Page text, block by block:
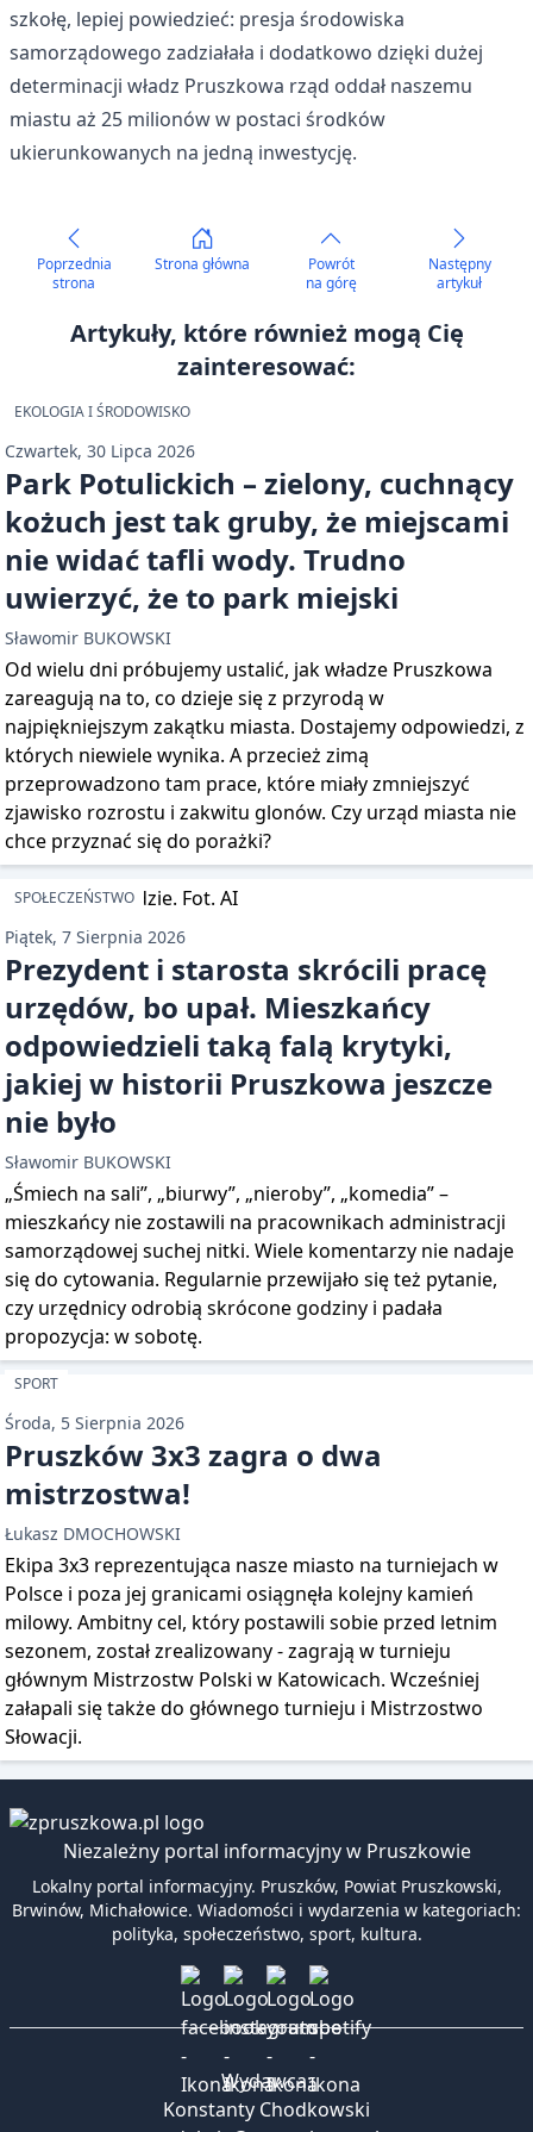
szkołę, lepiej powiedzieć: presja środowiska
samorządowego zadziałała i dodatkowo dzięki dużej
determinacji władz Pruszkowa rząd oddał naszemu
miastu aż 25 milionów w postaci środków
ukierunkowanych na jedną inwestycję.
Poprzednia
strona
Strona główna
Powrót
na górę
Następny
artykuł
Artykuły, które również mogą Cię
zainteresować:
EKOLOGIA I ŚRODOWISKO
Czwartek, 30 Lipca 2026
Park Potulickich – zielony, cuchnący
kożuch jest tak gruby, że miejscami
nie widać tafli wody. Trudno
uwierzyć, że to park miejski
Sławomir BUKOWSKI
Od wielu dni próbujemy ustalić, jak władze Pruszkowa
zareagują na to, co dzieje się z przyrodą w
najpiękniejszym zakątku miasta. Dostajemy odpowiedzi, z
których niewiele wynika. A przecież zimą
przeprowadzono tam prace, które miały zmniejszyć
zjawisko rozrostu i zakwitu glonów. Czy urząd miasta nie
chce przyznać się do porażki?
SPOŁECZEŃSTWO
Piątek, 7 Sierpnia 2026
Prezydent i starosta skrócili pracę
urzędów, bo upał. Mieszkańcy
odpowiedzieli taką falą krytyki,
jakiej w historii Pruszkowa jeszcze
nie było
Sławomir BUKOWSKI
„Śmiech na sali”, „biurwy”, „nieroby”, „komedia” –
mieszkańcy nie zostawili na pracownikach administracji
samorządowej suchej nitki. Wiele komentarzy nie nadaje
się do cytowania. Regularnie przewijało się też pytanie,
czy urzędnicy odrobią skrócone godziny i padała
propozycja: w sobotę.
SPORT
Środa, 5 Sierpnia 2026
Pruszków 3x3 zagra o dwa
mistrzostwa!
Łukasz DMOCHOWSKI
Ekipa 3x3 reprezentująca nasze miasto na turniejach w
Polsce i poza jej granicami osiągnęła kolejny kamień
milowy. Ambitny cel, który postawili sobie przed letnim
sezonem, został zrealizowany - zagrają w turnieju
głównym Mistrzostw Polski w Katowicach. Wcześniej
załapali się także do głównego turnieju i Mistrzostwo
Słowacji.
Niezależny portal informacyjny w Pruszkowie
Lokalny portal informacyjny. Pruszków, Powiat Pruszkowski,
Brwinów, Michałowice. Wiadomości i wydarzenia w kategoriach:
polityka, społeczeństwo, sport, kultura.
Wydawca:
Konstanty Chodkowski